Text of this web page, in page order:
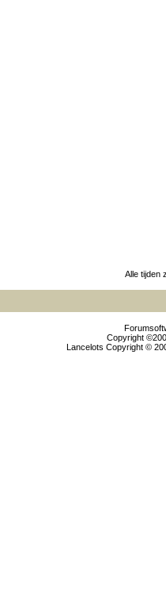
Alle tijden
Copyright
Lancelots Copyright ©